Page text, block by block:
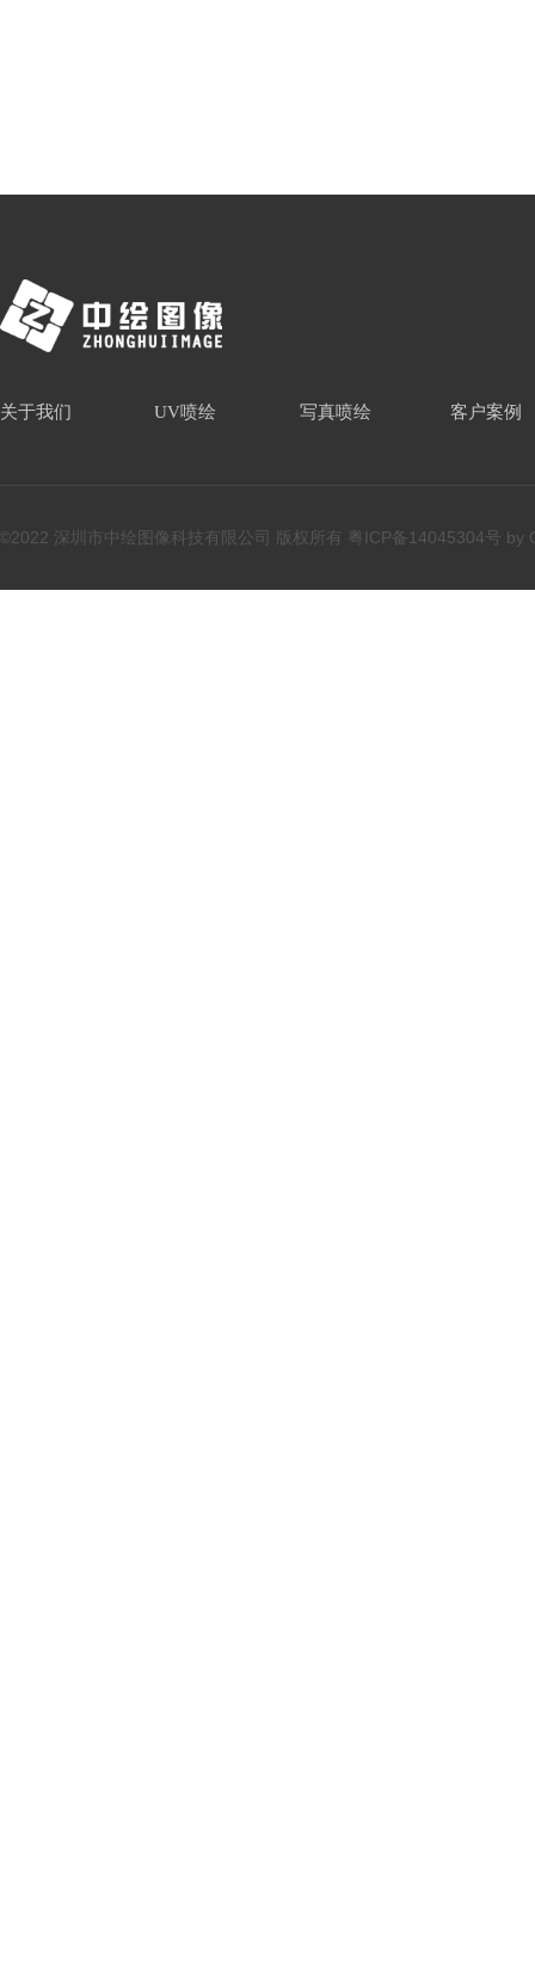
关于我们 UV喷绘 写真喷绘 客户案例
©2022 深圳市中绘图像科技有限公司 版权所有 粤ICP备14045304号 by